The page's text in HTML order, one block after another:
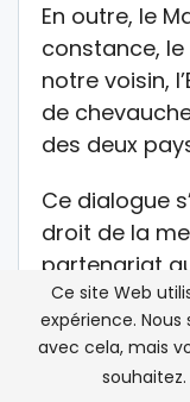
En outre, le
constance,
notre voisin,
de
des deux
Ce dialogue
droit de la
partenariat
volonté
accompli.
De fait, en
Ce site Web
expérience.
avec cela, mais
souhaitez.